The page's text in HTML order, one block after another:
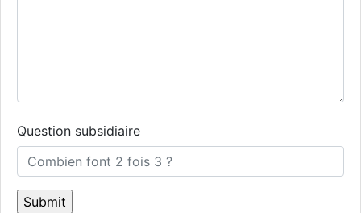
Question subsidiaire